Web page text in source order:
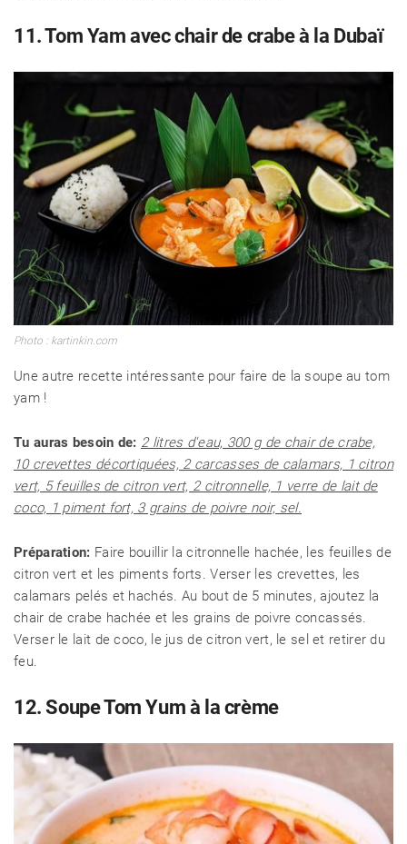
11. Tom Yam avec chair de crabe à la Dubaï
Photo : kartinkin.com
Une autre recette intéressante pour faire de la soupe au tom
yam !
Tu auras besoin de: 2 litres d'eau, 300 g de chair de crabe,
10 crevettes décortiquées, 2 carcasses de calamars, 1 citron
vert, 5 feuilles de citron vert, 2 citronnelle, 1 verre de lait de
coco, 1 piment fort, 3 grains de poivre noir, sel.
Préparation: Faire bouillir la citronnelle hachée, les feuilles de
citron vert et les piments forts. Verser les crevettes, les
calamars pelés et hachés. Au bout de 5 minutes, ajoutez la
chair de crabe hachée et les grains de poivre concassés.
Verser le lait de coco, le jus de citron vert, le sel et retirer du
feu.
12. Soupe Tom Yum à la crème